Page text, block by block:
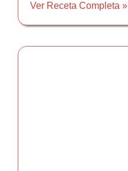
Ver Receta Completa »